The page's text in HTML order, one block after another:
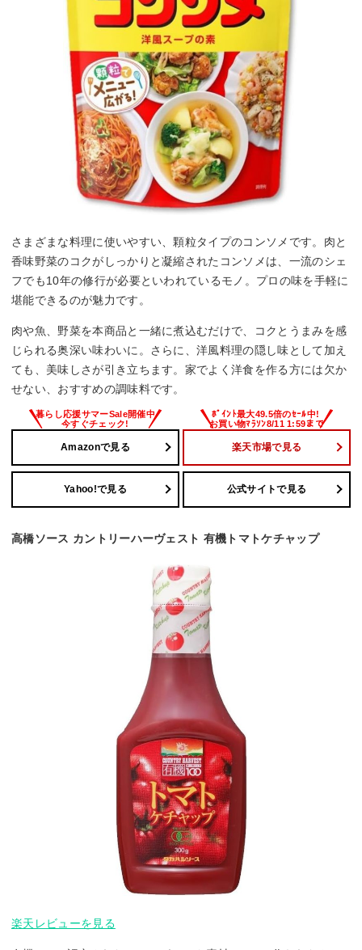
さまざまな料理に使いやすい、顆粒タイプのコンソメです。肉と
香味野菜のコクがしっかりと凝縮されたコンソメは、一流のシェ
フでも10年の修行が必要といわれているモノ。プロの味を手軽に
堪能できるのが魅力です。
肉や魚、野菜を本商品と一緒に煮込むだけで、コクとうまみを感
じられる奥深い味わいに。さらに、洋風料理の隠し味として加え
ても、美味しさが引き立ちます。家でよく洋食を作る方には欠か
せない、おすすめの調味料です。
Amazonで見る 楽天市場で見る
Yahoo!で見る 公式サイトで見る
高橋ソース カントリーハーヴェスト 有機トマトケチャップ
楽天レビューを見る